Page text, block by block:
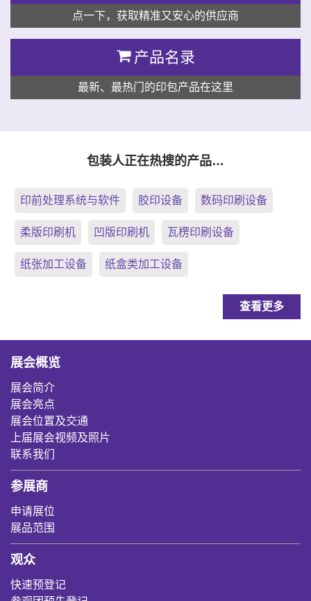
点一下，获取精准又安心的供应商
产品名录
最新、最热门的印包产品在这里
包装人正在热搜的产品…
印前处理系统与软件 胶印设备 数码印刷设备
柔版印刷机 凹版印刷机 瓦楞印刷设备
纸张加工设备 纸盒类加工设备
查看更多
展会概览
展会简介
展会亮点
展会位置及交通
上届展会视频及照片
联系我们
参展商
申请展位
展品范围
观众
快速预登记